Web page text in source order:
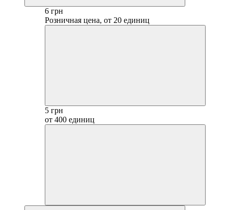
6 грн
Розничная цена, от 20 единиц
5 грн
от 400 единиц